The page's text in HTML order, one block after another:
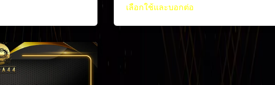
เลือกใช้และบอกต่อ